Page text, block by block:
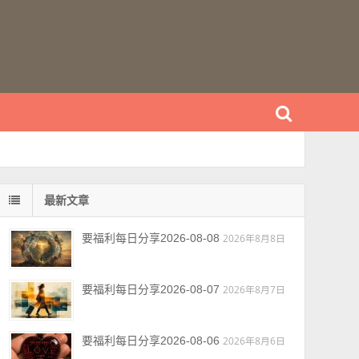
最新文章
要福利每日分享2026-08-08 2026年8月8日
要福利每日分享2026-08-07 2026年8月7日
要福利每日分享2026-08-06 2026年8月6日